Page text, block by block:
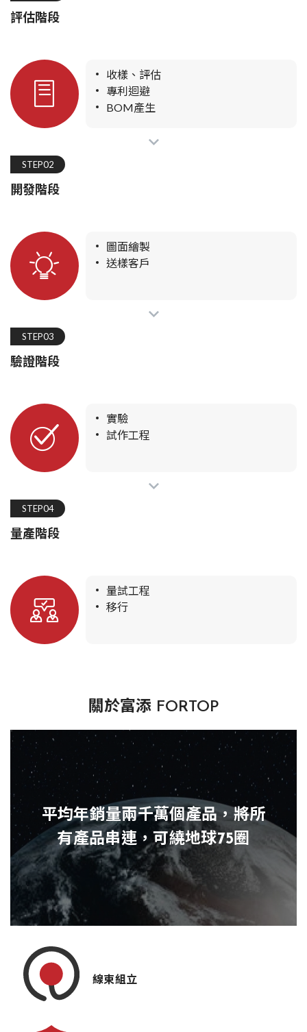
評估階段
收樣、評估
專利迴避
BOM產生
STEP02
開發階段
圖面繪製
送樣客戶
STEP03
驗證階段
實驗
試作工程
STEP04
量產階段
量試工程
移行
關於富添 FORTOP
平均年銷量兩千萬個產品，將所
有產品串連，可繞地球75圈
線束組立